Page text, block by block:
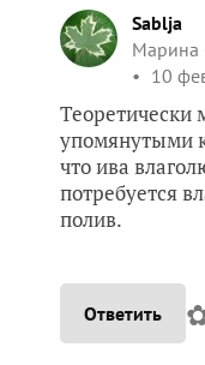
Sablja
Марина
10
Теоретически
упомянутыми
что ива
потребуется
полив.
Ответить